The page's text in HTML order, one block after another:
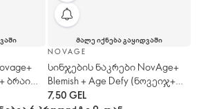
ბრაით
ᲛᲐᲚᲔ ᲘᲥᲜᲔᲑᲐ ᲒᲐᲧᲘᲓᲕᲐᲨᲘ
NOVAGE
სინჯების ნაკრები NovAge+
Blemish + Age Defy (ნოვეიჯ+
ბლემიშ + ეიჯ დეფაი)
7,50 GEL